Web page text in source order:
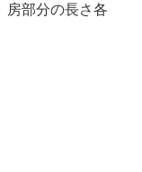
房部分の長さ各